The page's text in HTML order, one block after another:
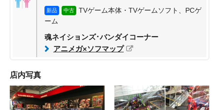
新品 中古
TVゲーム本体・TVゲームソフト、PCゲ
ーム
魂ネイションズ･バンダイコーナー
アニメガ×ソフマップ
店内写真